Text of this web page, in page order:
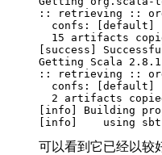
:: retrieving ::
  confs: [default]
15 artifacts
[success]
Getting Scala
:: retrieving ::
  confs: [default]
2 artifacts
[info] Building
可以看到它已经以较